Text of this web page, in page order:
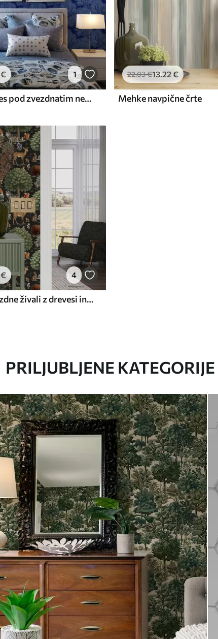
€ 1
Silhuete dreves pod zvezdnatim nebom v odtenkih modre barve
22.03€13.22 €
Mehke navpične črte
€ 4
Akvarelne gozdne živali z drevesi in gobami
PRILJUBLJENE KATEGORIJE